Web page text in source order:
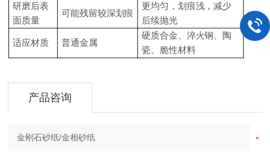
研磨后表
面质量
可能残留较深划痕
更均匀，划痕浅，减少
后续抛光
适应材质 普通金属
硬质合金、淬火钢、陶
瓷、脆性材料
产品咨询